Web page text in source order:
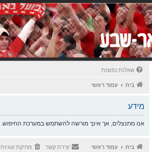
שאלות נפוצות
בית עמוד ראשי
מידע
אנו מתנצלים, אך אינך מורשה להשתמש במערכת החיפוש.
בית עמוד ראשי מחיקת עוגיות יצירת קשר